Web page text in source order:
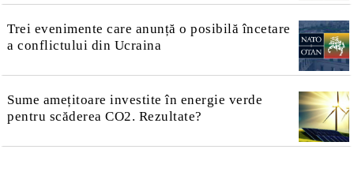
Trei evenimente care anunță o posibilă încetare
a conflictului din Ucraina
Sume amețitoare investite în energie verde
pentru scăderea CO2. Rezultate?